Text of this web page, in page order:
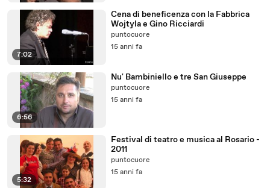
7:02
Cena di beneficenza con la Fabbrica
Wojtyla e Gino Ricciardi
puntocuore
15 anni fa
6:56
Nu' Bambiniello e tre San Giuseppe
puntocuore
15 anni fa
5:32
Festival di teatro e musica al Rosario -
2011
puntocuore
15 anni fa